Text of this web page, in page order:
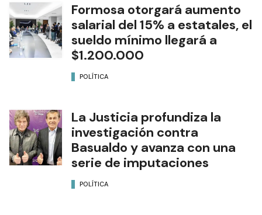
Formosa otorgará aumento
salarial del 15% a estatales, el
sueldo mínimo llegará a
$1.200.000
POLÍTICA
La Justicia profundiza la
investigación contra
Basualdo y avanza con una
serie de imputaciones
POLÍTICA